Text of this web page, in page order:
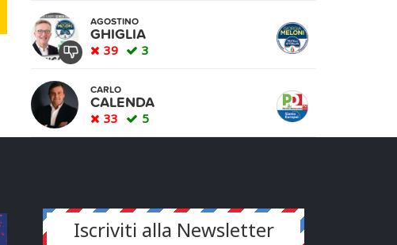
AGOSTINO
GHIGLIA
39 3
CARLO
CALENDA
33 5
Iscriviti alla Newsletter